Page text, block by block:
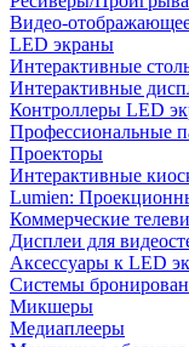
Видео-
LED экраны
Интерактивные
Интерактивные
Контроллеры LED
Профессиональные
Проекторы
Интерактивные
Lumien:
Коммерческие
Дисплеи для
Аксессуары к LED
Системы
Микшеры
Медиаплееры